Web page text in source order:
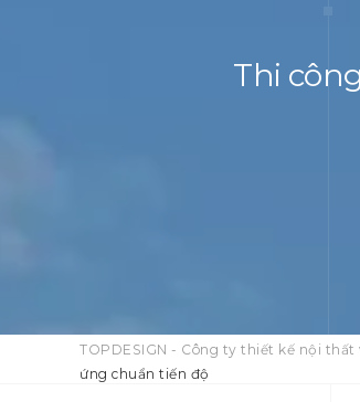
Thi
TOPDESIGN - Công ty thiết kế nội
ứng chuẩn tiến độ